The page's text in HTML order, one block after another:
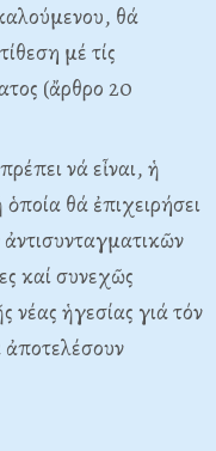
θά
μέ τίς
(ἄρθρο 20
νά εἶναι, ἡ
θά ἐπιχειρήσει
καί συνεχῶς
νέας ἡγεσίας γιά τόν